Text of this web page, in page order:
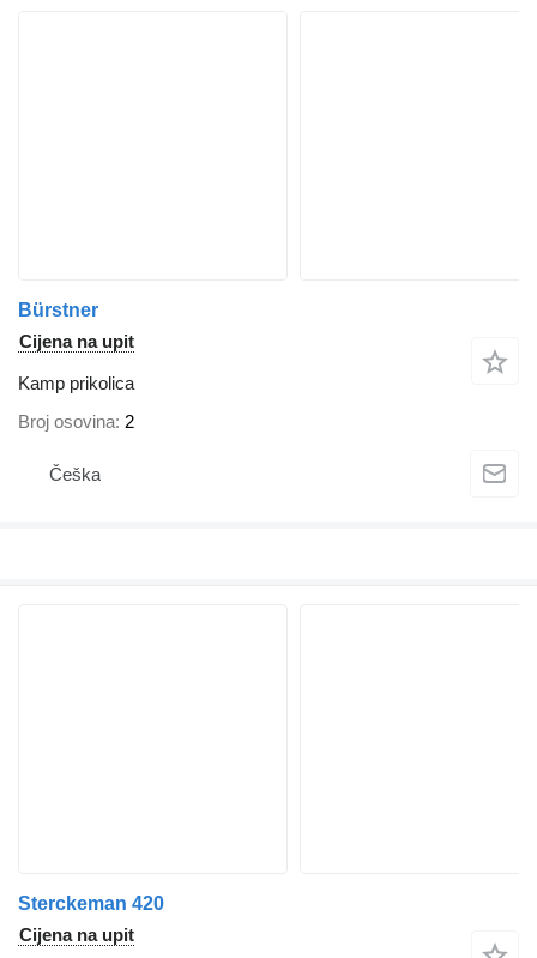
Bürstner
Cijena na upit
Kamp prikolica
Broj osovina 2
Češka
Sterckeman 420
Cijena na upit